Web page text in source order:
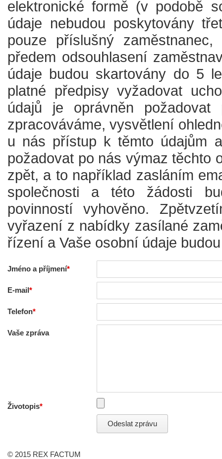
elektronické formě (v podobě
údaje nebudou poskytovány
pouze příslušný
předem odsouhlasení
údaje budou skartovány do 5
platné předpisy vyžadovat
údajů je oprávněn
zpracováváme, vysvětlení
u nás přístup k těmto údajům
požadovat po nás výmaz těchto
zpět, a to například zasláním
společnosti a této žádosti
povinností vyhověno.
vyřazení z nabídky zasílané
řízení a Vaše osobní údaje
Jméno a příjmení
E-mail
Telefon
Vaše zpráva
Životopis
Odeslat zprávu
© 2015 REX FACTUM